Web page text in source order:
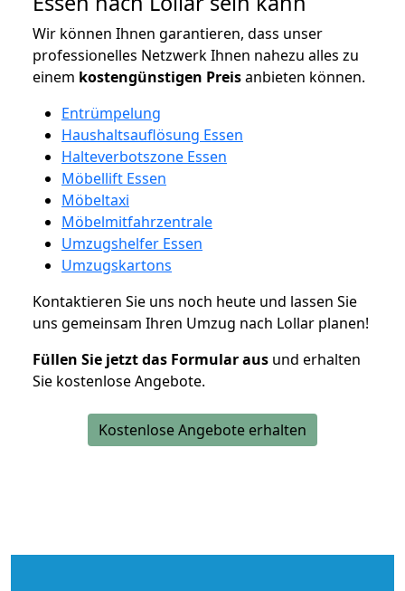
Wir können Ihnen garantieren, dass unser
professionelles Netzwerk Ihnen nahezu alles zu
einem kostengünstigen Preisanbieten können.
Entrümpelung
Haushaltsauflösung Essen
Halteverbotszone Essen
Möbellift Essen
Möbeltaxi
Möbelmitfahrzentrale
Umzugshelfer Essen
Umzugskartons
Kontaktieren Sie uns noch heute und lassen Sie
uns gemeinsam Ihren Umzug nach Lollar planen!
Füllen Sie jetzt das Formular aus und erhalten
Sie kostenlose Angebote.
Kostenlose Angebote erhalten